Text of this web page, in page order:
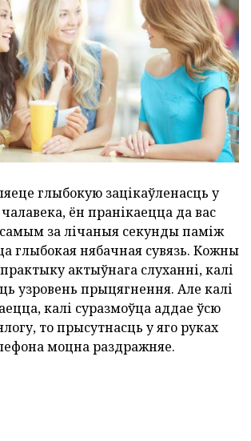
глыбокую зацікаўленасць у
ён пранікаецца да вас
за лічаныя секунды паміж
глыбокая нябачная сувязь. Кожны
актыўнага слуханні, калі
узровень прыцягнення. Але калі
калі суразмоўца аддае ўсю
то прысутнасць у яго руках
моцна раздражняе.